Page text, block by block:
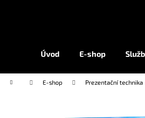
Úvod E-shop
Domů E-shop Prezentační technika
obchodu
obchodu